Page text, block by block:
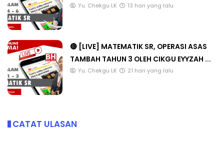
Yu. Chekgu LK 13 hari yang lalu
🔴 [LIVE] MATEMATIK SR, OPERASI ASAS
TAMBAH TAHUN 3 OLEH CIKGU EYYZAH ...
Yu. Chekgu LK 21 hari yang lalu
CATAT ULASAN